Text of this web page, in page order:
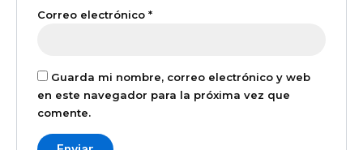
Correo electrónico*
Guarda mi nombre, correo electrónico y web
en este navegador para la próxima vez que
comente.